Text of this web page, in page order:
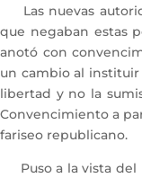
Las nuevas
que negaban estas
anotó con
un cambio al
libertad y no la
Convencimiento a
fariseo republicano.
Puso a la vista del